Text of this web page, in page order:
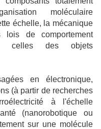
moléculaire
échelle, la mécanique
lois de comportement
celles des objets
en électronique,
(à partir de recherches
à l'échelle
(nanorobotique ou
sur une molécule